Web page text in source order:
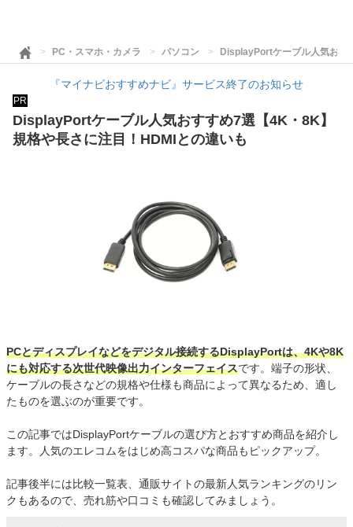
PC・スマホ・カメラ パソコン DisplayPortケーブル人気おす
『マイナビおすすめナビ』サービス終了のお知らせ
PR
DisplayPortケーブル人気おすすめ7選【4K・8K】
規格や長さに注目！HDMIとの違いも
PCとディスプレイなどをデジタル接続するDisplayPortは、4Kや8K
にも対応する次世代映像出力インターフェイスです。端子の形状、
ケーブルの長さなどの規格や仕様も商品によって異なるため、適し
たものを選ぶのが重要です。
この記事ではDisplayPortケーブルの選び方とおすすめ商品を紹介し
ます。人気のエレコムをはじめ高コスパな商品もピックアップ。
記事後半には比較一覧表、通販サイトの最新人気ランキングのリン
クもあるので、売れ筋や口コミも確認してみましょう。